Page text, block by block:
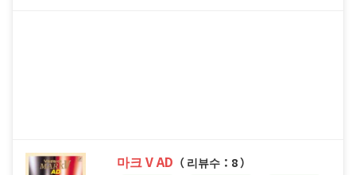
마크 V AD （ 리뷰수：8 ）